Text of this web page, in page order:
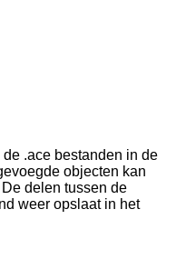
.ace bestanden in de
objecten kan
delen tussen de
weer opslaat in het